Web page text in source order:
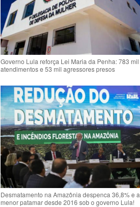
Governo Lula reforça Lei Maria da Penha: 783 mil
atendimentos e 53 mil agressores presos
Desmatamento na Amazônia despenca 36,8% e
menor patamar desde 2016 sob o governo Lula!